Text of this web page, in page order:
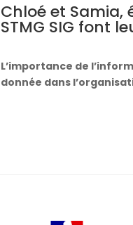
Chloé et Samia,
STMG SIG font
L’importance de
donnée dans